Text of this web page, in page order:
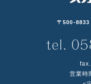
〒500-
営業時